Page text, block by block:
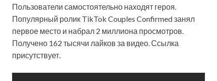
Пользователи самостоятельно находят героя.
Популярный ролик TikTok Couples Confirmed занял
первое место и набрал 2 миллиона просмотров.
Получено 162 тысячи лайков за видео. Ссылка
присутствует.